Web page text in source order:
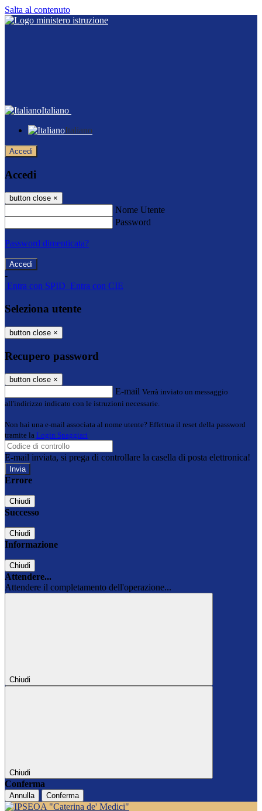
Salta al contenuto
Italiano
Italiano
Accedi
Accedi
button close ×
Nome Utente
Password
Password dimenticata?
-
Entra con SPID Entra con CIE
Seleziona utente
button close ×
Recupero password
button close ×
E-mail Verrà inviato un messaggio
all'indirizzo indicato con le istruzioni necessarie.
Non hai una e-mail associata al nome utente? Effettua il reset della password
tramite la Login Spaggiari
E-mail inviata, si prega di controllare la casella di posta elettronica!
Errore
Chiudi
Successo
Chiudi
Informazione
Chiudi
Attendere...
Attendere il completamento dell'operazione...
Chiudi
Chiudi
Conferma
Annulla Conferma